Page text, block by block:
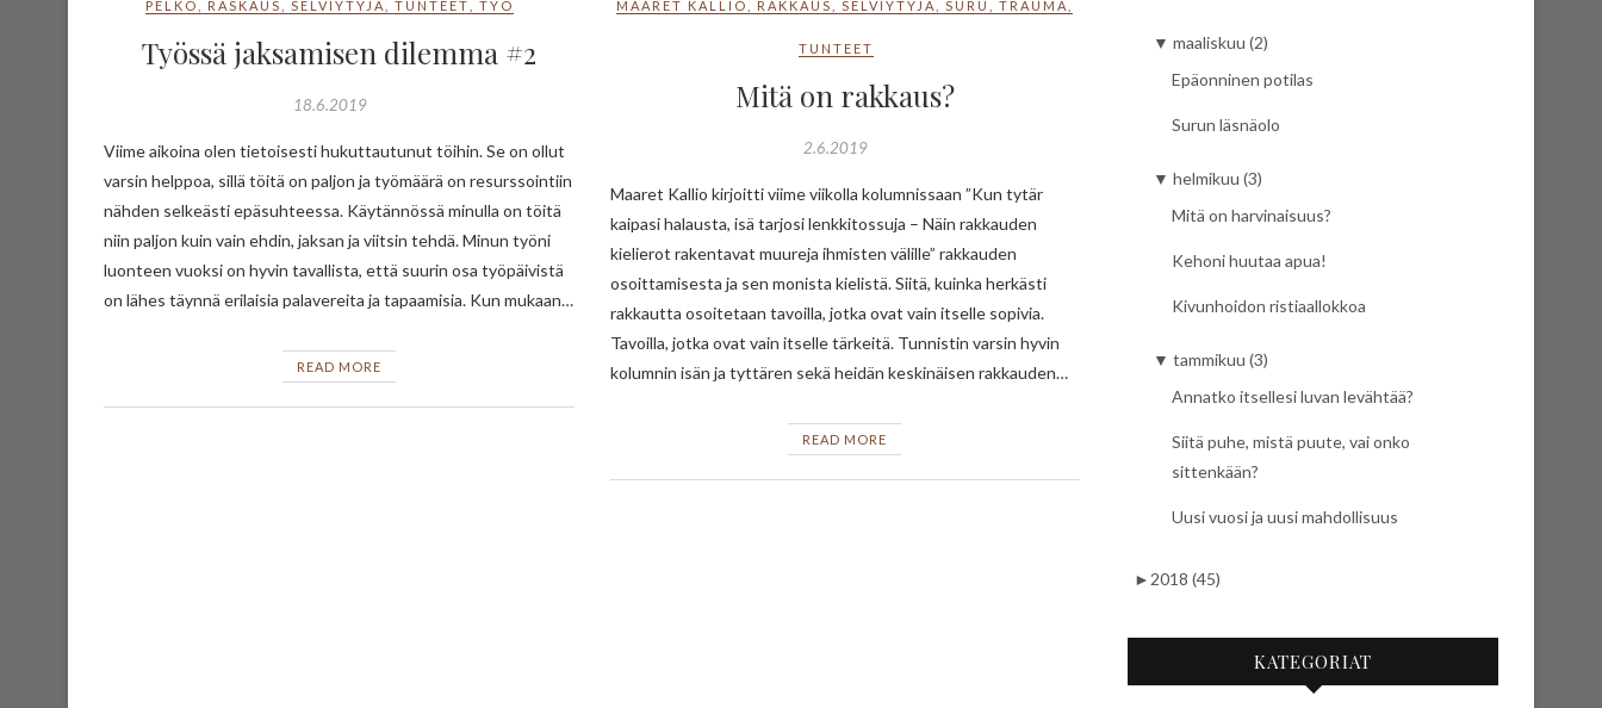
PELKO RASKAUS ,SELVIYTYJÄ ,TUNTEET ,TYÖ
Työssä jaksamisen dilemma #2
18.6.2019
Viime aikoina olen tietoisesti hukuttautunut töihin. Se on ollut
varsin helppoa, sillä töitä on paljon ja työmäärä on resurssointiin
nähden selkeästi epäsuhteessa. Käytännössä minulla on töitä
niin paljon kuin vain ehdin, jaksan ja viitsin tehdä. Minun työni
luonteen vuoksi on hyvin tavallista, että suurin osa työpäivistä
on lähes täynnä erilaisia palavereita ja tapaamisia. Kun mukaan…
READ MORE
MAARET KALLIO RAKKAUS ,SELVIYTYJÄ ,SURU ,TRAUMA
TUNTEET
Mitä on rakkaus?
2.6.2019
Maaret Kallio kirjoitti viime viikolla kolumnissaan ”Kun tytär
kaipasi halausta, isä tarjosi lenkkitossuja – Näin rakkauden
kielierot rakentavat muureja ihmisten välille” rakkauden
osoittamisesta ja sen monista kielistä. Siitä, kuinka herkästi
rakkautta osoitetaan tavoilla, jotka ovat vain itselle sopivia.
Tavoilla, jotka ovat vain itselle tärkeitä. Tunnistin varsin hyvin
kolumnin isän ja tyttären sekä heidän keskinäisen rakkauden…
READ MORE
▼ maaliskuu (2)
Epäonninen potilas
Surun läsnäolo
▼ helmikuu (3)
Mitä on harvinaisuus?
Kehoni huutaa apua!
Kivunhoidon ristiaallokkoa
▼ tammikuu (3)
Annatko itsellesi luvan levähtää?
Siitä puhe, mistä puute, vai onko
sittenkään?
Uusi vuosi ja uusi mahdollisuus
► 2018 (45)
KATEGORIAT